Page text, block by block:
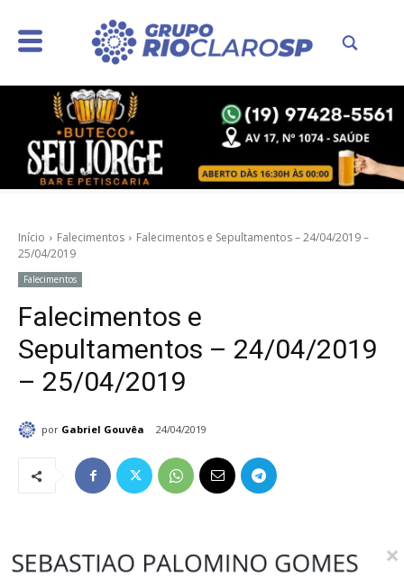
Início Falecimentos
Falecimentos e Sepultamentos – 24/04/2019 –
25/04/2019
Falecimentos
Falecimentos e
Sepultamentos – 24/04/2019
– 25/04/2019
por Gabriel Gouvêa 24/04/2019